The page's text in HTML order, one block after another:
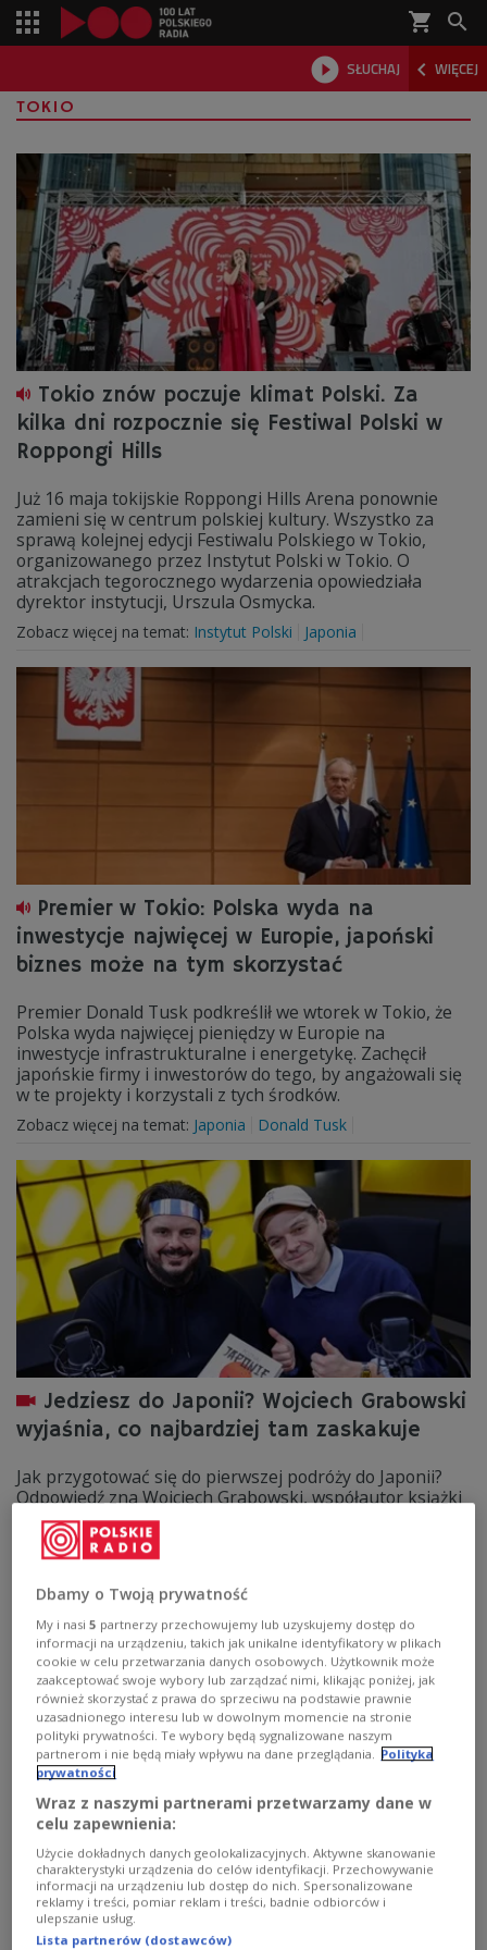
shopping_cart 
 SŁUCHAJ  WIĘCEJ

TOKIO
Tokio znów poczuje klimat Polski. Za
kilka dni rozpocznie się Festiwal Polski w
Roppongi Hills
Już 16 maja tokijskie Roppongi Hills Arena ponownie
zamieni się w centrum polskiej kultury. Wszystko za
sprawą kolejnej edycji Festiwalu Polskiego w Tokio,
organizowanego przez Instytut Polski w Tokio. O
atrakcjach tegorocznego wydarzenia opowiedziała
dyrektor instytucji, Urszula Osmycka.
Zobacz więcej na temat: Instytut Polski Japonia
Premier w Tokio: Polska wyda na
inwestycje najwięcej w Europie, japoński
biznes może na tym skorzystać
Premier Donald Tusk podkreślił we wtorek w Tokio, że
Polska wyda najwięcej pieniędzy w Europie na
inwestycje infrastrukturalne i energetykę. Zachęcił
japońskie firmy i inwestorów do tego, by angażowali się
w te projekty i korzystali z tych środków.
Zobacz więcej na temat: Japonia Donald Tusk
Jedziesz do Japonii? Wojciech Grabowski
wyjaśnia, co najbardziej tam zaskakuje
Jak przygotować się do pierwszej podróży do Japonii?
Odpowiedź zna Wojciech Grabowski, współautor książki
"Poznaj Japonię". To obowiązkowa lektura dla osób,
które interesują się Japonią i chcą dowiedzieć się więcej
o jej kulturze, zwyczajach, kuchni, a także popkulturze.
Zobacz więcej na temat:Czwórka
podróże zagraniczne Azja ramen
Wojciech Grabowski
Lekkoatleci odcięci od cywilizacji.
"Szukaliśmy niedźwiedzi"
Dbamy o Twoją prywatność
My i nasi5 partnerzy przechowujemy lub uzyskujemy dostęp do
informacji na urządzeniu, takich jak unikalne identyfikatory w plikach
cookie w celu przetwarzania danych osobowych. Użytkownik może
zaakceptować swoje wybory lub zarządzać nimi, klikając poniżej, jak
również skorzystać z prawa do sprzeciwu na podstawie prawnie
uzasadnionego interesu lub w dowolnym momencie na stronie
polityki prywatności. Te wybory będą sygnalizowane naszym
partnerom i nie będą miały wpływu na dane przeglądania.
Polityka
prywatności
Wraz z naszymi partnerami przetwarzamy dane w
celu zapewnienia:
Użycie dokładnych danych geolokalizacyjnych. Aktywne skanowanie
charakterystyki urządzenia do celów identyfikacji. Przechowywanie
informacji na urządzeniu lub dostęp do nich. Spersonalizowane
reklamy i treści, pomiar reklam i treści, badnie odbiorców i
ulepszanie usług.
Lista partnerów (dostawców)